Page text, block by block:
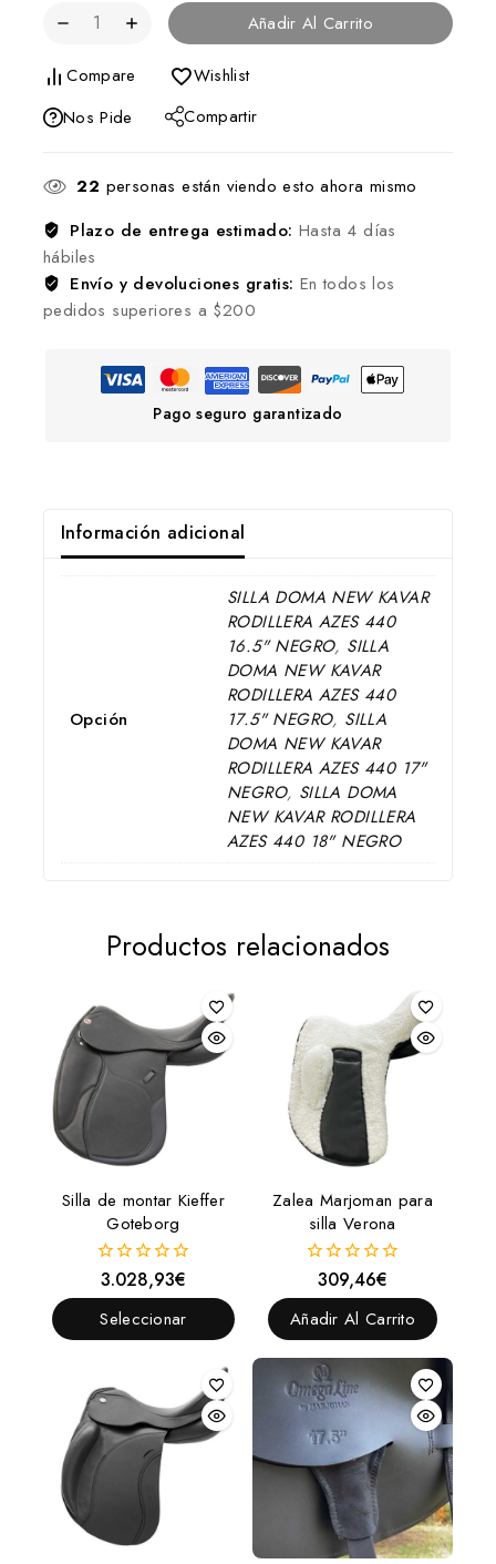
Añadir Al Carrito
Compare
Wishlist
Nos Pide
Compartir
22 personas están viendo esto ahora mismo
Plazo de entrega estimado: Hasta 4 días
hábiles
Envío y devoluciones gratis: En todos los
pedidos superiores a $200
Pago seguro garantizado
Información adicional
Opción
SILLA DOMA NEW KAVAR
RODILLERA AZES 440
16.5" NEGRO, SILLA
DOMA NEW KAVAR
RODILLERA AZES 440
17.5" NEGRO, SILLA
DOMA NEW KAVAR
RODILLERA AZES 440 17"
NEGRO, SILLA DOMA
NEW KAVAR RODILLERA
AZES 440 18" NEGRO
Productos relacionados
Silla de montar Kieffer
Goteborg
0
fuera
de
5
3.028,93€
Seleccionar
Zalea Marjoman para
silla Verona
fuera
de
5
309,46€
Añadir Al Carrito